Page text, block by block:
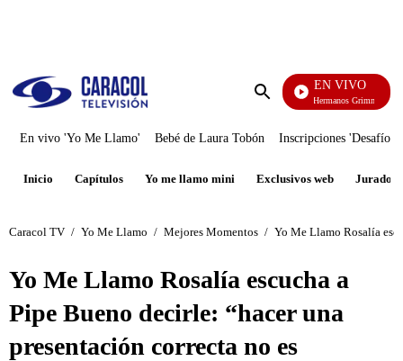
Enviar
EN VIVO
En vivo 'Yo Me Llamo' Bebé de Laura Tobón Inscripciones 'Desafío'
Inicio Capítulos Yo me llamo mini Exclusivos web Jurados
Caracol TV / Yo Me Llamo / Mejores Momentos / Yo Me Llamo Rosalía
Yo Me Llamo Rosalía escucha a
Pipe Bueno decirle: “hacer una
presentación correcta no es